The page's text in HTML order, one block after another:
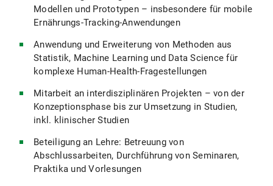
Modellen und Prototypen – insbesondere für mobile
Ernährungs-Tracking-Anwendungen
Anwendung und Erweiterung von Methoden aus
Statistik, Machine Learning und Data Science für
komplexe Human-Health-Fragestellungen
Mitarbeit an interdisziplinären Projekten – von der
Konzeptionsphase bis zur Umsetzung in Studien,
inkl. klinischer Studien
Beteiligung an Lehre: Betreuung von
Abschlussarbeiten, Durchführung von Seminaren,
Praktika und Vorlesungen